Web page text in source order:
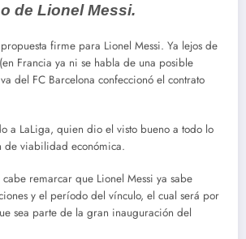
de Lionel Messi.
firme para Lionel Messi. Ya lejos de
Francia ya ni se habla de una posible
del FC Barcelona confeccionó el contrato
a LaLiga, quien dio el visto bueno a todo lo
de viabilidad económica.
remarcar que Lionel Messi ya sabe
y el período del vínculo, el cual será por
sea parte de la gran inauguración del